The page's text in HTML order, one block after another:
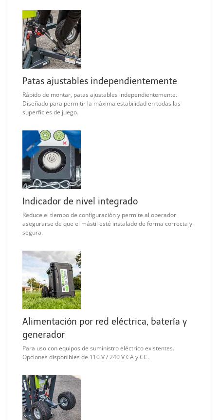
Patas ajustables independientemente
Rápido de montar, patas ajustables independientemente.
Diseñado para permitir la máxima estabilidad en todas las
superficies de juego.
Indicador de nivel integrado
Reduce el tiempo de configuración y permite al operador
asegurarse de que el mástil esté instalado de forma correcta y
segura.
Alimentación por red eléctrica, batería y
generador
Para uso con equipos de suministro eléctrico existentes.
Opciones disponibles de 110 V / 240 V CA y CC.